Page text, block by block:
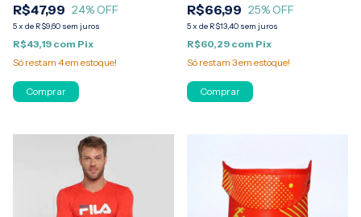
R$47,99 24% OFF
5x de R$9,60 sem juros
R$43,19 com Pix
Só restam 4em estoque!
R$66,99 25% OFF
5x de R$13,40 sem juros
R$60,29 com Pix
Só restam 3em estoque!